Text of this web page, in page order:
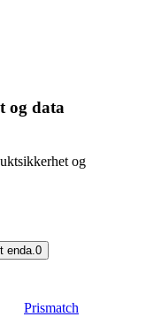
og data
og
enda.0
Prismatch